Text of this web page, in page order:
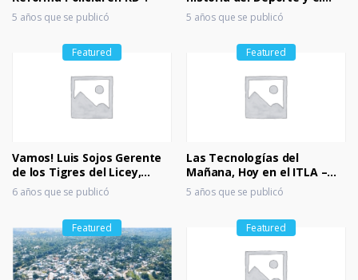
m
ar
ks
5 años que se publicó
Voleibol en República
Dominicana
5 años que se publicó
Featured
Vamos! Luis Sojos Gerente
de los Tigres del Licey,
hablamos de Grades Ligas y
Beisbol Invernal
6 años que se publicó
Featured
Las Tecnologías del
Mañana, Hoy en el ITLA –
Omar Méndez Lluberes
5 años que se publicó
Featured Featured